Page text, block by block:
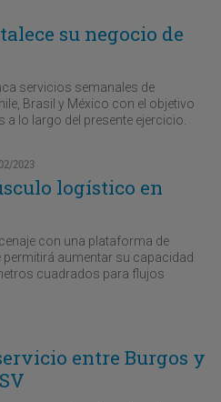
su negocio de
servicios semanales de
Brasil y México con el objetivo
lo largo del presente ejercicio.
2023
logístico en
con una plataforma de
permitirá aumentar su capacidad
cuadrados para flujos
entre Burgos y